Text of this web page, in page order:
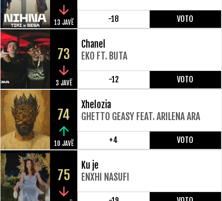
13 JAVË -18 VOTO
73
3 JAVË
Chanel
EKO FT. BUTA
-12 VOTO
74
10 JAVË
Xhelozia
GHETTO GEASY FEAT. ARILENA ARA
+4 VOTO
75
Ku je
ENXHI NASUFI